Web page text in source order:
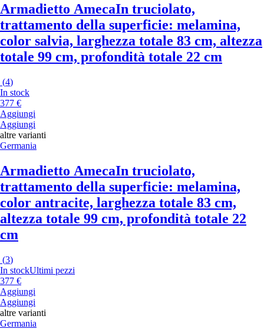
Armadietto AmecaIn truciolato,
trattamento della superficie: melamina,
color salvia, larghezza totale 83 cm, altezza
totale 99 cm, profondità totale 22 cm
(4)
In stock
377 €
Aggiungi
Aggiungi
altre varianti
Germania
Armadietto AmecaIn truciolato,
trattamento della superficie: melamina,
color antracite, larghezza totale 83 cm,
altezza totale 99 cm, profondità totale 22
cm
(3)
In stockUltimi pezzi
377 €
Aggiungi
Aggiungi
altre varianti
Germania